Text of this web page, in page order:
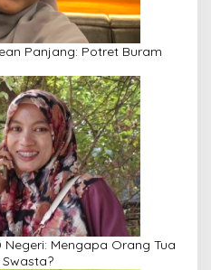
Panjang: Potret Buram
Negeri: Mengapa Orang Tua
Swasta?